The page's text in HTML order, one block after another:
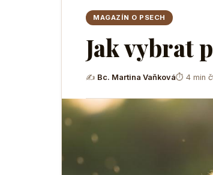
MAGAZÍN O PSECH
Jak vybrat
✍ Bc. Martina Vaňková⏱ 4 min